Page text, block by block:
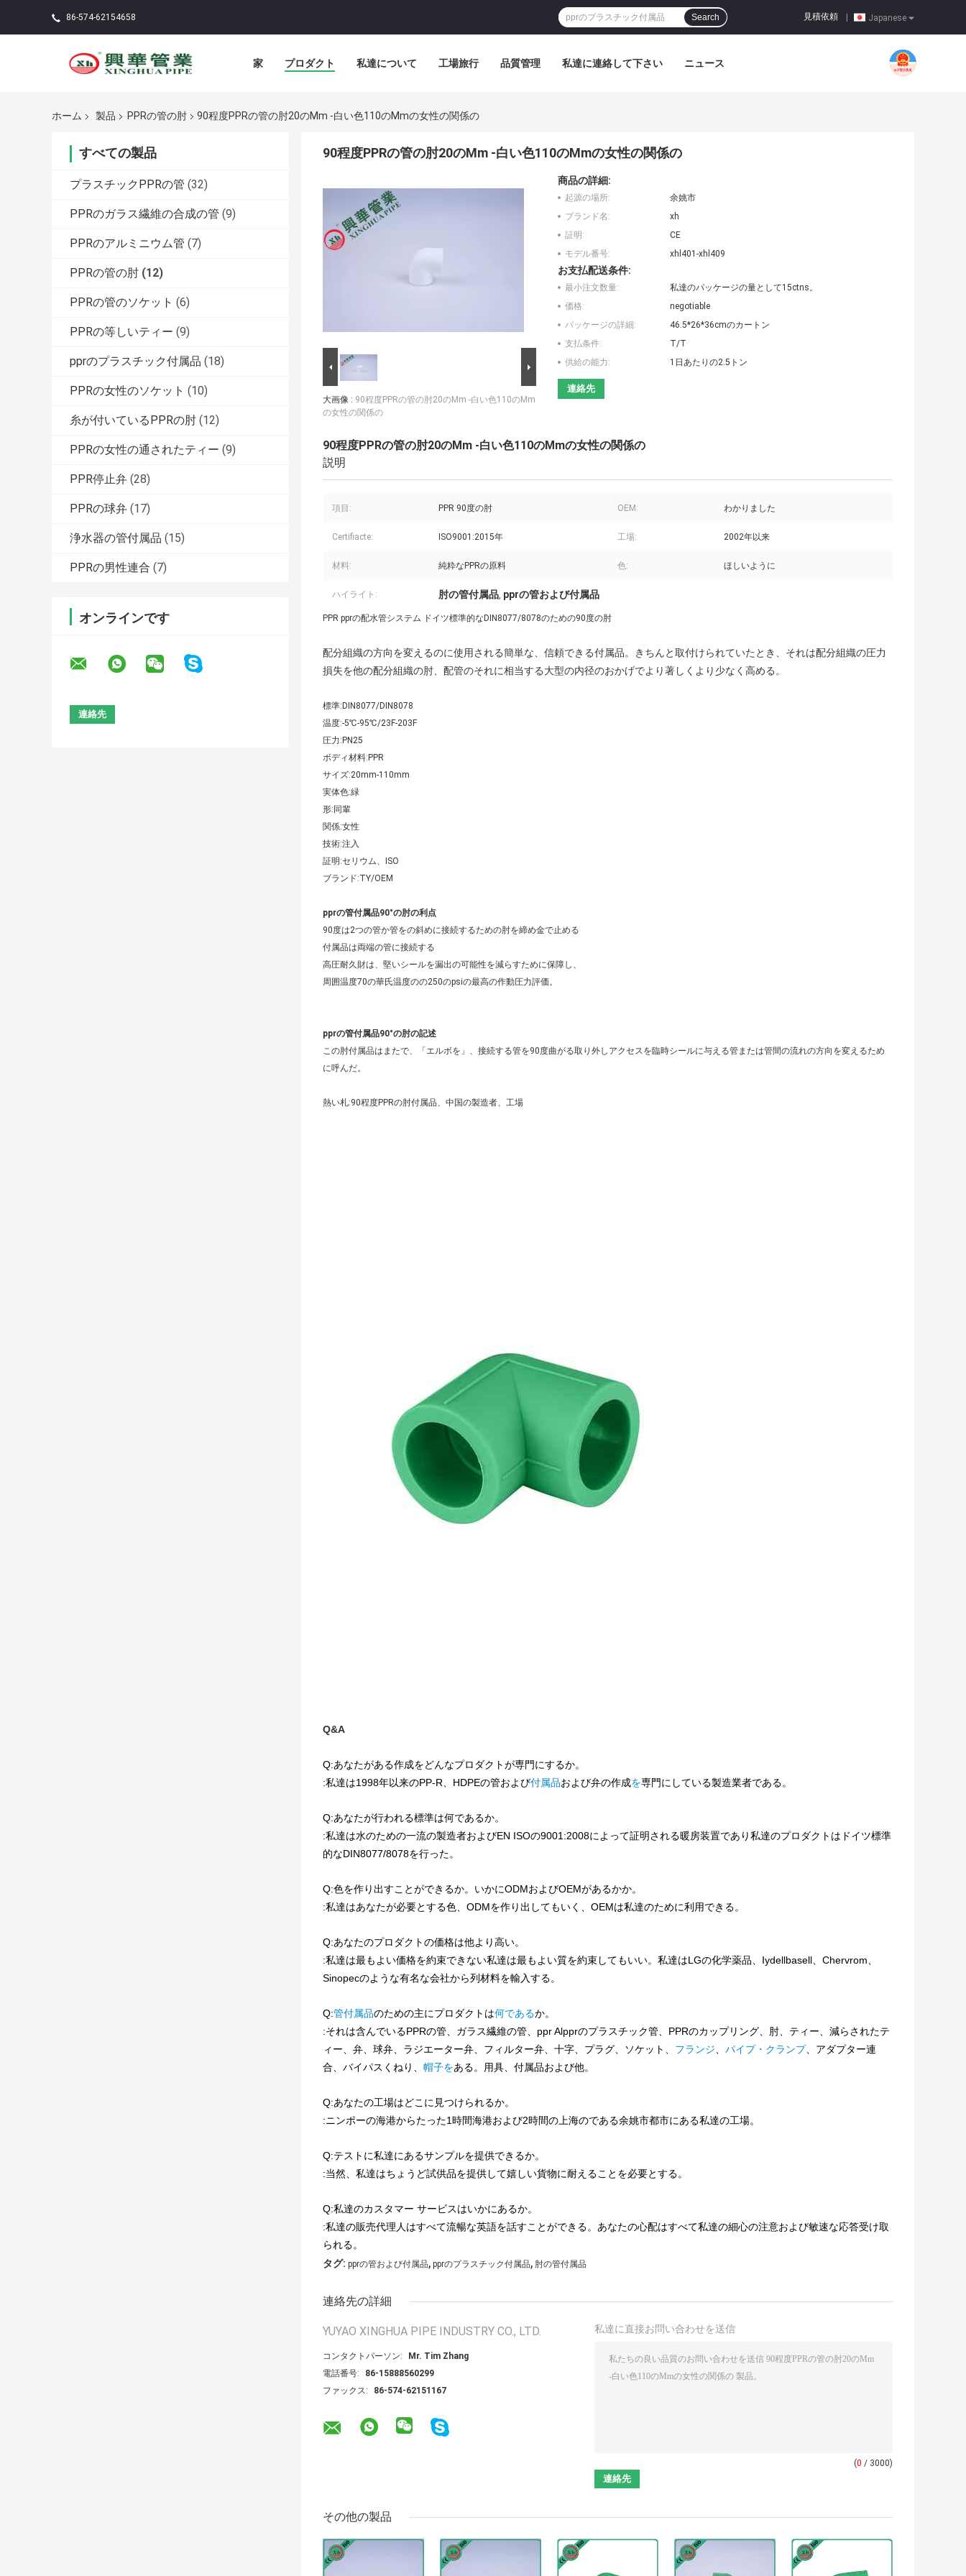
86-574-62154658 Japanese
見積依頼
Search
家 プロダクト 私達について 工場旅行 品質管理 私達に連絡して下さい ニュース
ホーム 製品 PPRの管の肘 90程度PPRの管の肘20のMm -白い色110のMmの女性の関係の
すべての製品
プラスチックPPRの管 (32)
PPRのガラス繊維の合成の管 (9)
PPRのアルミニウム管 (7)
PPRの管の肘 (12)
PPRの管のソケット (6)
PPRの等しいティー (9)
pprのプラスチック付属品 (18)
PPRの女性のソケット (10)
糸が付いているPPRの肘 (12)
PPRの女性の通されたティー (9)
PPR停止弁 (28)
PPRの球弁 (17)
浄水器の管付属品 (15)
PPRの男性連合 (7)
オンラインです
90程度PPRの管の肘20のMm -白い色110のMmの女性の関係の
大画像 : 90程度PPRの管の肘20のMm -白い色110のMm
の女性の関係の
商品の詳細:
起源の場所:
余姚市
ブランド名:
xh
証明:
CE
モデル番号:
xhl401-xhl409
お支払配送条件:
最小注文数量:
私達のパッケージの量として15ctns。
価格:
negotiable
パッケージの詳細:
46.5*26*36cmのカートン
支払条件:
T/T
供給の能力:
1日あたりの2.5トン
連絡先
90程度PPRの管の肘20のMm -白い色110のMmの女性の関係の
説明
項目: PPR 90度の肘 OEM: わかりました
Certifiacte: ISO9001:2015年 工場: 2002年以来
材料: 純粋なPPRの原料 色: ほしいように
ハイライト: 肘の管付属品, pprの管および付属品
PPR pprの配水管システム ドイツ標準的なDIN8077/8078のための90度の肘
配分組織の方向を変えるのに使用される簡単な、信頼できる付属品。きちんと取付けられていたとき、それは配分組織の圧力
損失を他の配分組織の肘、配管のそれに相当する大型の内径のおかげでより著しくより少なく高める。
標準:DIN8077/DIN8078
温度:-5℃-95℃/23F-203F
圧力:PN25
ボディ材料:PPR
サイズ:20mm-110mm
実体色:緑
形:同輩
関係:女性
技術:注入
証明:セリウム、ISO
ブランド:TY/OEM
pprの管付属品90°の肘の利点
90度は2つの管か管をの斜めに接続するための肘を締め金で止める
付属品は両端の管に接続する
高圧耐久財は、堅いシールを漏出の可能性を減らすために保障し、
周囲温度70の華氏温度のの250のpsiの最高の作動圧力評価。
pprの管付属品90°の肘の記述
この肘付属品はまたで、「エルボを」、接続する管を90度曲がる取り外しアクセスを臨時シールに与える管または管間の流れの方向を変えるため
に呼んだ。
熱い札:90程度PPRの肘付属品、中国の製造者、工場
Q&A
Q:あなたがある作成をどんなプロダクトが専門にするか。
:私達は1998年以来のPP-R、HDPEの管および付属品および弁の作成を専門にしている製造業者である。
Q:あなたが行われる標準は何であるか。
:私達は水のための一流の製造者およびEN ISOの9001:2008によって証明される暖房装置であり私達のプロダクトはドイツ標準
的なDIN8077/8078を行った。
Q:色を作り出すことができるか。いかにODMおよびOEMがあるかか。
:私達はあなたが必要とする色、ODMを作り出してもいく、OEMは私達のために利用できる。
Q:あなたのプロダクトの価格は他より高い。
:私達は最もよい価格を約束できない私達は最もよい質を約束してもいい。私達はLGの化学薬品、Iydellbasell、Chervrom、
Sinopecのような有名な会社から列材料を輸入する。
Q:管付属品のための主にプロダクトは何であるか。
:それは含んでいるPPRの管、ガラス繊維の管、ppr Alpprのプラスチック管、PPRのカップリング、肘、ティー、減らされたテ
ィー、弁、球弁、ラジエーター弁、フィルター弁、十字、プラグ、ソケット、 フランジ、 パイプ・クランプ、 アダプター連
合、バイパスくねり、 帽子をある。用具、付属品および他。
Q:あなたの工場はどこに見つけられるか。
:ニンポーの海港からたった1時間海港および2時間の上海のである余姚市都市にある私達の工場。
Q:テストに私達にあるサンプルを提供できるか。
:当然、私達はちょうど試供品を提供して嬉しい貨物に耐えることを必要とする。
Q:私達のカスタマー サービスはいかにあるか。
:私達の販売代理人はすべて流暢な英語を話すことができる。あなたの心配はすべて私達の細心の注意および敏速な応答受け取
られる。
タグ: pprの管および付属品, pprのプラスチック付属品, 肘の管付属品
連絡先の詳細
YUYAO XINGHUA PIPE INDUSTRY CO., LTD.
コンタクトパーソン:
Mr. Tim Zhang
電話番号:
86-15888560299
ファックス:
86-574-62151167
私達に直接お問い合わせを送信
(0 / 3000)
その他の製品